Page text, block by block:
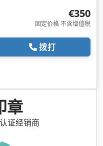
€350
固定价格 不含增值税
拨打
章
证经销商